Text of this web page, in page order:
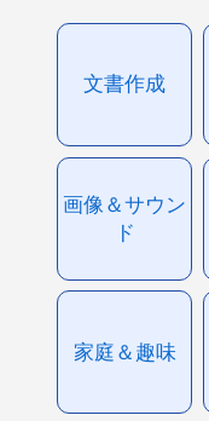
文書作成
画像＆サウン
ド
家庭＆趣味